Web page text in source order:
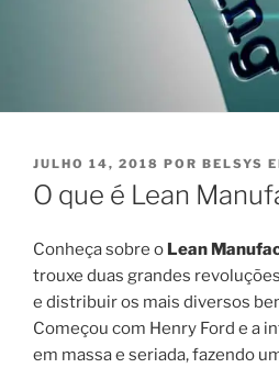
PUBLICADO
EM
JULHO 14, 2018 POR BELSYS
O que é Lean
Conheça sobre o Lean
trouxe duas grandes
e distribuir os mais diversos
Começou com Henry Ford e a
em massa e seriada, fazendo